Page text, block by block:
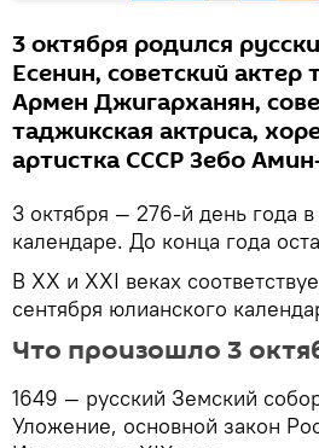
3 октября родился
Есенин, советский актер
Армен Джигарханян,
таджикская актриса,
артистка СССР Зебо
3 октября — 276-й день года
календаре. До конца года
В XX и XXI веках
сентября юлианского
Что произошло 3
1649 — русский Земский
Уложение, основной закон